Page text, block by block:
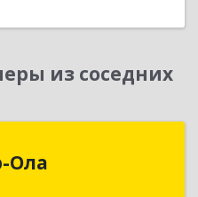
из соседних
Ола
Ола г, Волкова